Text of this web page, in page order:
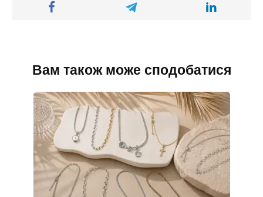
Вам також може сподобатися